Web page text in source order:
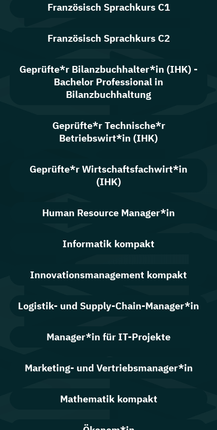
Französisch Sprachkurs C1
Französisch Sprachkurs C2
Geprüfte*r Bilanzbuchhalter*in (IHK) -
Bachelor Professional in
Bilanzbuchhaltung
Geprüfte*r Technische*r
Betriebswirt*in (IHK)
Geprüfte*r Wirtschaftsfachwirt*in
(IHK)
Human Resource Manager*in
Informatik kompakt
Innovationsmanagement kompakt
Logistik- und Supply-Chain-Manager*in
Manager*in für IT-Projekte
Marketing- und Vertriebsmanager*in
Mathematik kompakt